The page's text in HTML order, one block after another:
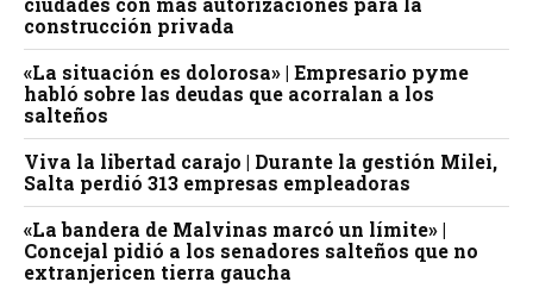
construcción privada
«La situación es dolorosa» | Empresario pyme
habló sobre las deudas que acorralan a los
salteños
Viva la libertad carajo | Durante la gestión Milei,
Salta perdió 313 empresas empleadoras
«La bandera de Malvinas marcó un límite» |
Concejal pidió a los senadores salteños que no
extranjericen tierra gaucha